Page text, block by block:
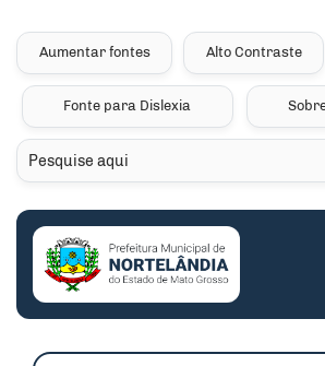
Seção de
Ir para o menu [alt+2]
Ir para a busca [alt+3]
Ir para o rodapé [alt+4]
Aumentar fontes Alto Contraste
Fonte para Dislexia
Pesquisar
Seção do